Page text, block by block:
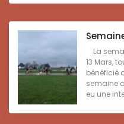
La
13 Mars,
bénéficié
semaine
eu une